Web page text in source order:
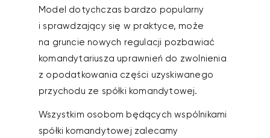
Model dotychczas bardzo popularny
i sprawdzający się w praktyce, może
na gruncie nowych regulacji pozbawiać
komandytariusza uprawnień do zwolnienia
z opodatkowania części uzyskiwanego
przychodu ze spółki komandytowej.
Wszystkim osobom będących wspólnikami
spółki komandytowej zalecamy